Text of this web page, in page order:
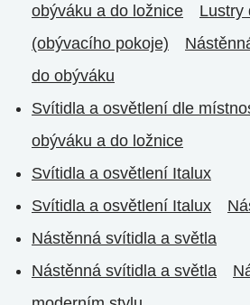
obýváku a do ložnice
Lustry
(obývacího pokoje)
do obýváku
Svítidla a osvětlení dle
obýváku a do ložnice
Svítidla a osvětlení Italux
Svítidla a osvětlení Italux
Nástěnná svítidla a světla
Nástěnná svítidla a světla